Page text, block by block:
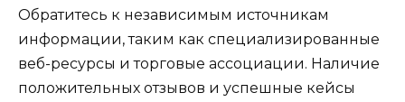
Обратитесь к независимым источникам
информации, таким как специализированные
веб-ресурсы и торговые ассоциации. Наличие
положительных отзывов и успешные кейсы